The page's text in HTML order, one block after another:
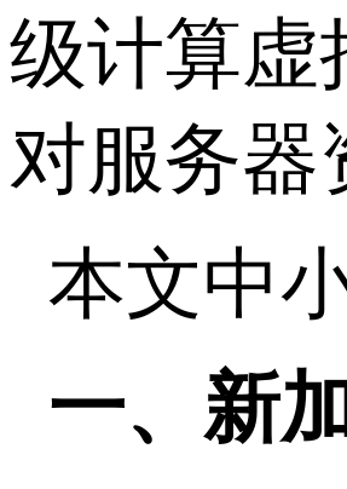
级计算虚
对服务器
本文中
一、新